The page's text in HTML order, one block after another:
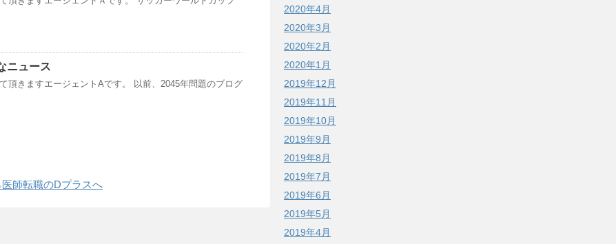
ニュース
頂きますエージェントAです。 以前、2045年問題のブログ
師転職のDプラスへ
2020年4月
2020年3月
2020年2月
2020年1月
2019年12月
2019年11月
2019年10月
2019年9月
2019年8月
2019年7月
2019年6月
2019年5月
2019年4月